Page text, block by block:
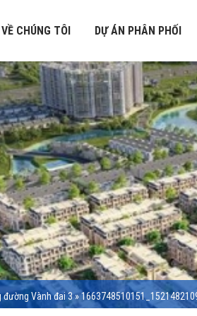
VỀ CHÚNG TÔI DỰ ÁN PHÂN PHỐI
đường Vành đai 3»